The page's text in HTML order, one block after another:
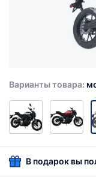
Варианты товара:
В подарок вы